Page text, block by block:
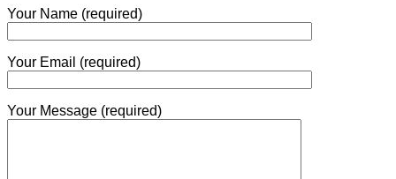
Your Name (required)
Your Email (required)
Your Message (required)